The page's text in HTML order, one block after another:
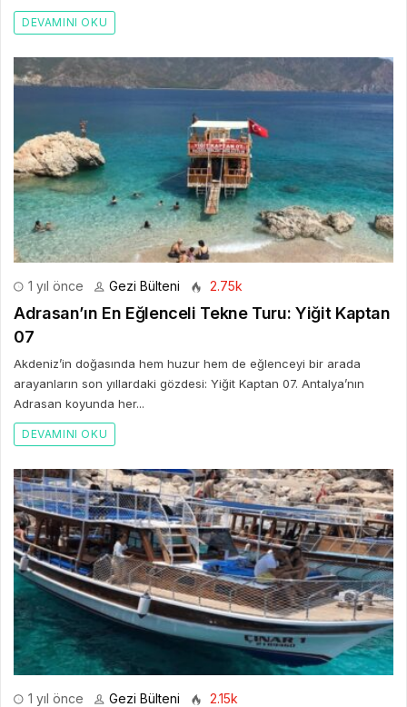
DEVAMINI OKU
1 yıl önce Gezi Bülteni 2.75k
Adrasan’ın En Eğlenceli Tekne Turu: Yiğit Kaptan
07
Akdeniz’in doğasında hem huzur hem de eğlenceyi bir arada
arayanların son yıllardaki gözdesi: Yiğit Kaptan 07. Antalya’nın
Adrasan koyunda her...
DEVAMINI OKU
1 yıl önce Gezi Bülteni 2.15k